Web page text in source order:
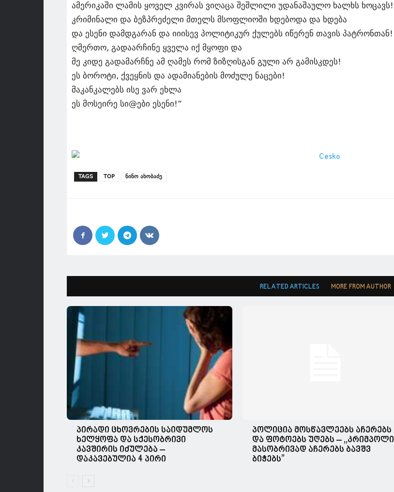
ამერიკაში ლამის ყოველ კვირას ვიღაცა შეშლილი უდანაშაულო ხალხს ხოცავს!
კრიმინალი და ბეზპრეძელი მთელს მსოფლიოში ხდებოდა და ხდება
და ესენი დამდგარან და იიისევ პოლიტიკურ ქულებს იწერენ თავის პატრონთან!
ღმერთო, გადაარჩინე ყველა იქ მყოფი და
მე კიდე გადამარჩნე ამ ღამეს რომ ზიზღისგან გული არ გამისკდეს!
ეს ბოროტი, ქვეყნის და ადამიანების მოძულე ნაცები!
მაკანკალებს ისე ვარ ეხლა
ეს მოსეირე სი@ები ესენი!”
TAGS TOP ნინო ახობაძე
RELATED ARTICLES MORE FROM AUTHOR
პირადი ცხოვრების საიდუმლოს
ხელყოფა და სქესობრივი
კავშირის იძულება –
დაკავებულია 4 პირი
პოლიცია მოსწავლეებს აჩერებს
და ფოტოებს უღებს – ,,კრიმპოლი
მასობრივად აჩერებს ბავშვ
ბიჭებს”